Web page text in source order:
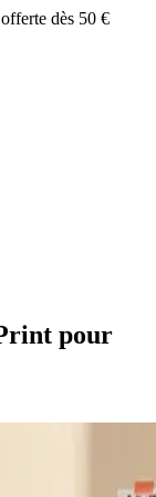
dès 50 €
pour